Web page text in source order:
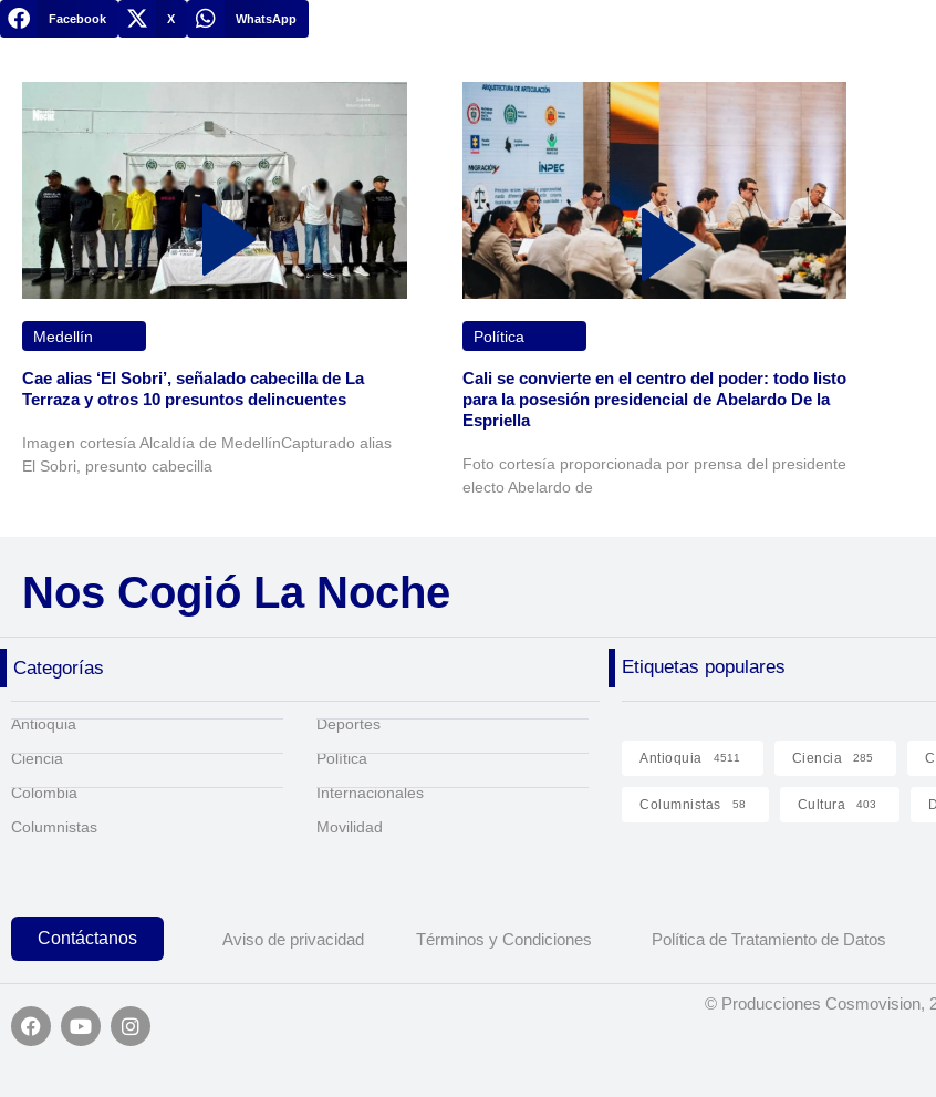
Facebook X WhatsApp
Medellín
Cae alias ‘El Sobri’, señalado cabecilla de La
Terraza y otros 10 presuntos delincuentes
Imagen cortesía Alcaldía de MedellínCapturado alias
El Sobri, presunto cabecilla
Política
Cali se convierte en el centro del poder: todo listo
para la posesión presidencial de Abelardo De la
Espriella
Foto cortesía proporcionada por prensa del presidente
electo Abelardo de
Nos Cogió La Noche
Categorías Etiquetas populares
Antioquia
Ciencia
Colombia
Columnistas
Deportes
Política
Internacionales
Movilidad
Antioquia 4511 Ciencia 285
Columnistas 58 Cultura 403
Contáctanos Aviso de privacidad Términos y Condiciones Política de Tratamiento de Datos
© Producciones Cosmovision,